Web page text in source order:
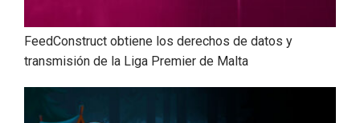
FeedConstruct obtiene los derechos de datos y
transmisión de la Liga Premier de Malta